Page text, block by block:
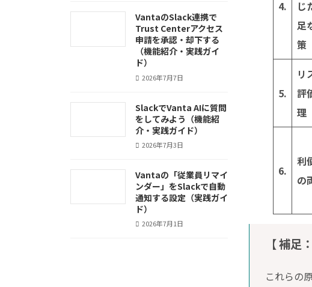
4.
じ
足
策
5.
リ
評
理
6.
利
の
【補足
これらの
VantaのSlack連携で
Trust Centerアクセス
申請を承認・却下する
（機能紹介・実践ガイ
ド）
2026年7月7日
SlackでVanta AIに質問
をしてみよう（機能紹
介・実践ガイド）
2026年7月3日
Vantaの「従業員リマイ
ンダー」をSlackで自動
通知する設定（実践ガイ
ド）
2026年7月1日